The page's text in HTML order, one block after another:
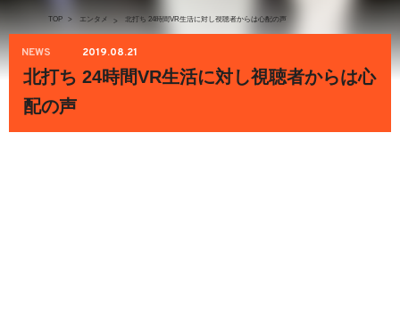
TOP > エンタメ > 北打ち 24時間VR生活に対し視聴者からは心配の声
NEWS 2019.08.21
北打ち 24時間VR生活に対し視聴者からは心
配の声